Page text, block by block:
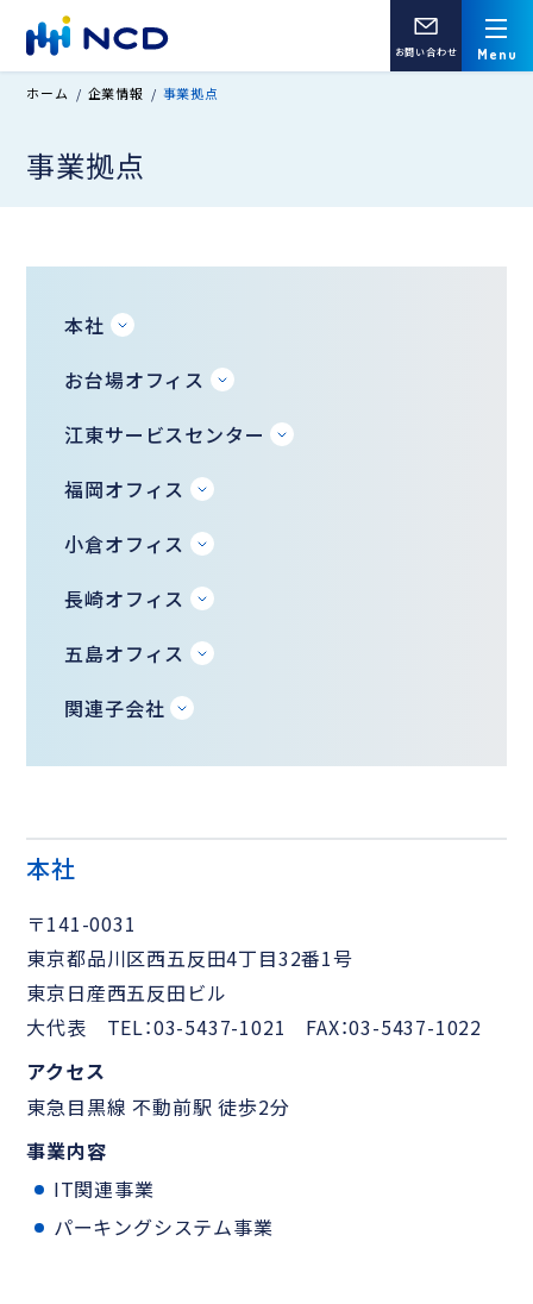
お問い合わせ
ホーム 企業情報 事業拠点
事業拠点
本社
お台場オフィス
江東サービスセンター
福岡オフィス
小倉オフィス
長崎オフィス
五島オフィス
関連子会社
本社
〒141-0031
東京都品川区西五反田4丁目32番1号
東京日産西五反田ビル
大代表 TEL：03-5437-1021 FAX：03-5437-1022
アクセス
東急目黒線 不動前駅 徒歩2分
事業内容
IT関連事業
パーキングシステム事業